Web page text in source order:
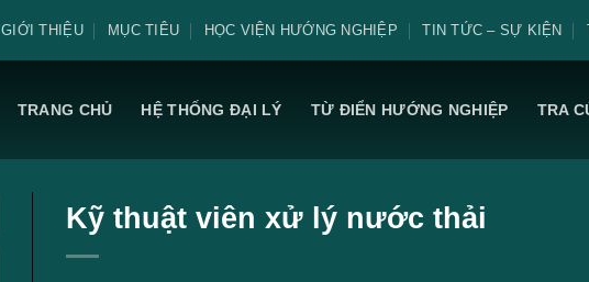
GIỚI THIỆU MỤC TIÊU HỌC VIỆN HƯỚNG NGHIỆP TIN TỨC – SỰ KIỆN
TRANG CHỦ HỆ THỐNG ĐẠI LÝ TỪ ĐIỂN HƯỚNG NGHIỆP TRA
Kỹ thuật viên xử lý nước thải